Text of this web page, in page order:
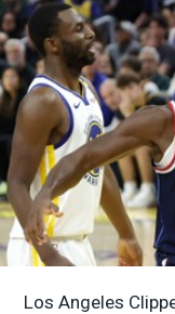
Los Angeles